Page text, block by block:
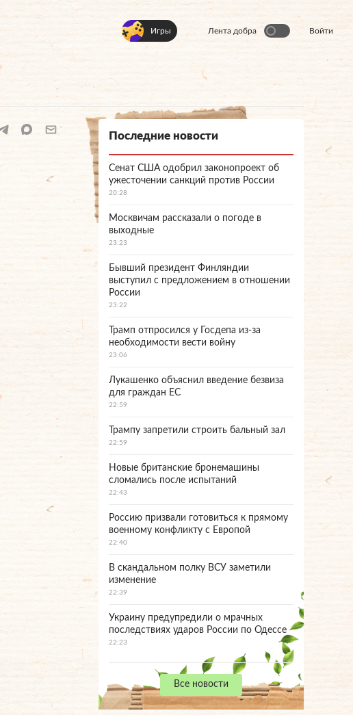
Игры Лента добра Войти
Последние новости
Сенат США одобрил законопроект об
ужесточении санкций против России
20:28
Москвичам рассказали о погоде в
выходные
23:23
Бывший президент Финляндии
выступил с предложением в отношении
России
23:22
Трамп отпросился у Госдепа из-за
необходимости вести войну
23:06
Лукашенко объяснил введение безвиза
для граждан ЕС
22:59
Трампу запретили строить бальный зал
22:59
Новые британские бронемашины
сломались после испытаний
22:43
Россию призвали готовиться к прямому
военному конфликту с Европой
22:40
В скандальном полку ВСУ заметили
изменение
22:39
Украину предупредили о мрачных
последствиях ударов России по Одессе
22:23
Все новости